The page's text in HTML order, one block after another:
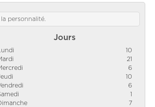
personnalité.
Jours
10
21
6
10
6
1
7